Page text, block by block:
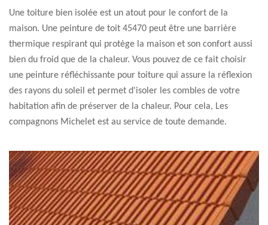
Une toiture bien isolée est un atout pour le confort de la
maison. Une peinture de toit 45470 peut être une barrière
thermique respirant qui protège la maison et son confort aussi
bien du froid que de la chaleur. Vous pouvez de ce fait choisir
une peinture réfléchissante pour toiture qui assure la réflexion
des rayons du soleil et permet d'isoler les combles de votre
habitation afin de préserver de la chaleur. Pour cela, Les
compagnons Michelet est au service de toute demande.